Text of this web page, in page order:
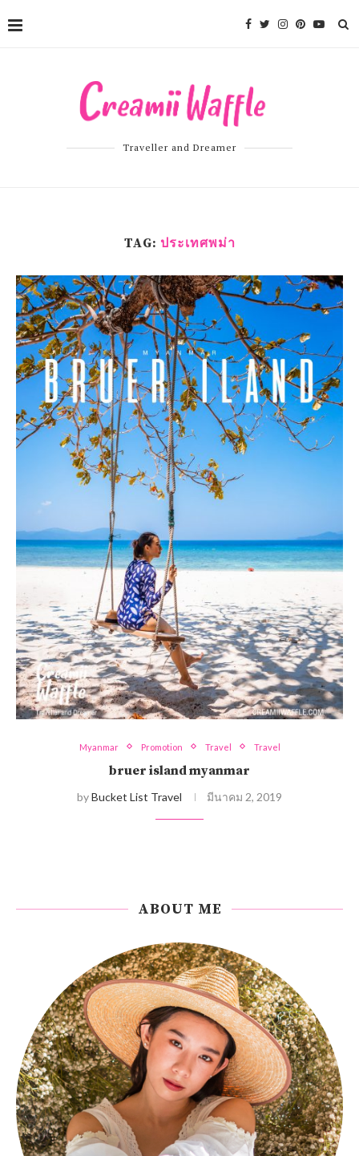
Traveller and Dreamer
TAG: ประเทศพม่า
Myanmar Promotion Travel Travel
bruer island myanmar
byBucket List Travel มีนาคม 2, 2019
ABOUT ME